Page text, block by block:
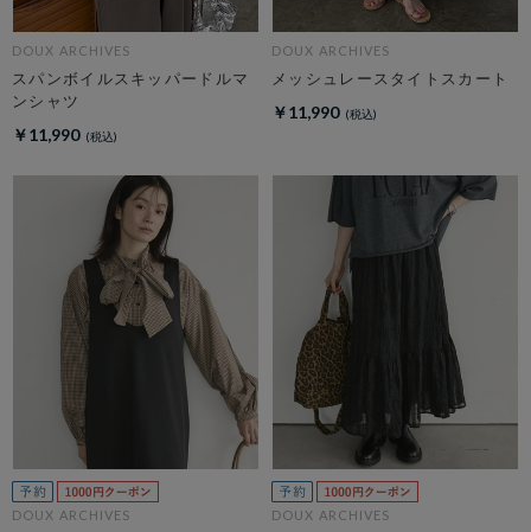
DOUX ARCHIVES
スパンボイルスキッパードルマ
ンシャツ
￥11,990
DOUX ARCHIVES
メッシュレースタイトスカート
￥11,990
DOUX ARCHIVES DOUX ARCHIVES